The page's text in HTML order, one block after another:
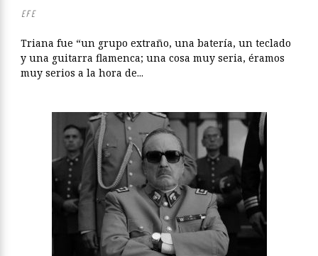
EFE
Triana fue “un grupo extraño, una batería, un teclado
y una guitarra flamenca; una cosa muy seria, éramos
muy serios a la hora de...